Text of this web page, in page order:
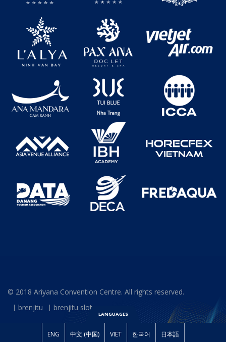
© 2018 Ariyana Convention Centre. All rights reserved.
brenjitu
brenjitu slot
LANGUAGES
ENG 中文 (中国) VIET 한국어 日本語